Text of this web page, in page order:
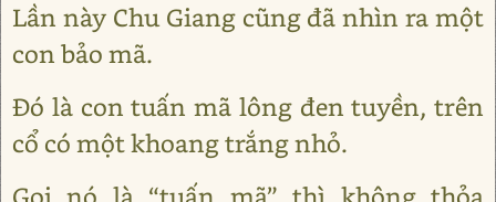
Lần này Chu Giang cũng đã nhìn ra một
con bảo mã.
Đó là con tuấn mã lông đen tuyền, trên
cổ có một khoang trắng nhỏ.